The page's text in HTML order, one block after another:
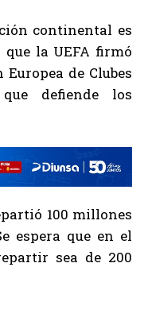
continental es
que la UEFA firmó
de Clubes
defiende los
100 millones
espera que en el
sea de 200